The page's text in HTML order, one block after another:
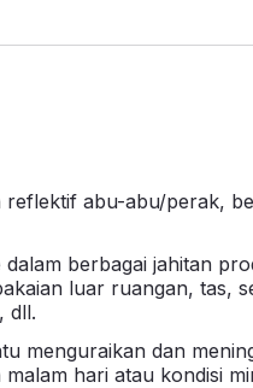
reflektif abu-abu/perak,
dalam berbagai jahitan
luar ruangan, tas,
dll.
menguraikan dan
hari atau kondisi